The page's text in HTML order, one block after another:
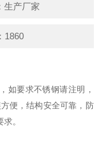
生产厂家
1860
如要求不锈钢请注明，
便，结构安全可靠，防
。